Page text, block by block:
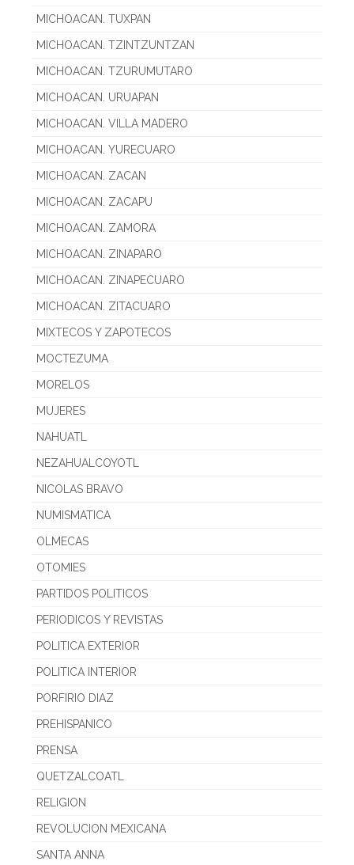
MICHOACAN. TUXPAN
MICHOACAN. TZINTZUNTZAN
MICHOACAN. TZURUMUTARO
MICHOACAN. URUAPAN
MICHOACAN. VILLA MADERO
MICHOACAN. YURECUARO
MICHOACAN. ZACAN
MICHOACAN. ZACAPU
MICHOACAN. ZAMORA
MICHOACAN. ZINAPARO
MICHOACAN. ZINAPECUARO
MICHOACAN. ZITACUARO
MIXTECOS Y ZAPOTECOS
MOCTEZUMA
MORELOS
MUJERES
NAHUATL
NEZAHUALCOYOTL
NICOLAS BRAVO
NUMISMATICA
OLMECAS
OTOMIES
PARTIDOS POLITICOS
PERIODICOS Y REVISTAS
POLITICA EXTERIOR
POLITICA INTERIOR
PORFIRIO DIAZ
PREHISPANICO
PRENSA
QUETZALCOATL
RELIGION
REVOLUCION MEXICANA
SANTA ANNA